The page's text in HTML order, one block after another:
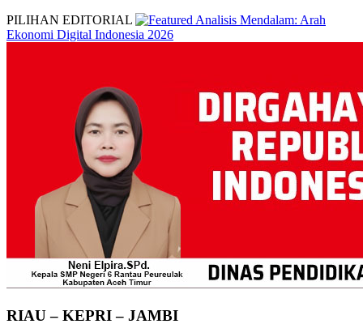
PILIHAN EDITORIAL
Analisis Mendalam: Arah
Ekonomi Digital Indonesia 2026
RIAU – KEPRI – JAMBI